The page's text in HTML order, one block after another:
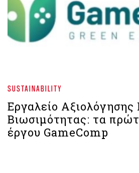
SUSTAINABILITY
Εργαλείο
Βιωσιμότητας: τα
έργου GameComp